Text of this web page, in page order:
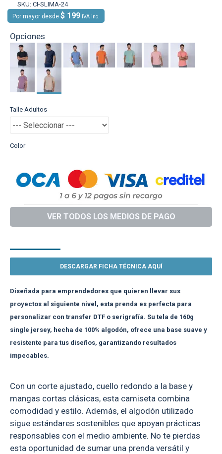
SKU: CI-SLIMA-24
Por mayor desde $ 199 IVA inc.
Opciones
Talle Adultos
Color
VER TODOS LOS MEDIOS DE PAGO
DESCARGAR FICHA TÉCNICA AQUÍ
Diseñada para emprendedores que quieren llevar sus
proyectos al siguiente nivel, esta prenda es perfecta para
personalizar con transfer DTF o serigrafía. Su tela de 160g
single jersey, hecha de 100% algodón, ofrece una base suave y
resistente para tus diseños, garantizando resultados
impecables.
Con un corte ajustado, cuello redondo a la base y
mangas cortas clásicas, esta camiseta combina
comodidad y estilo. Además, el algodón utilizado
sigue estándares sostenibles que apoyan prácticas
responsables con el medio ambiente. No te pierdas
esta oportunidad de sumar una prenda versátil y